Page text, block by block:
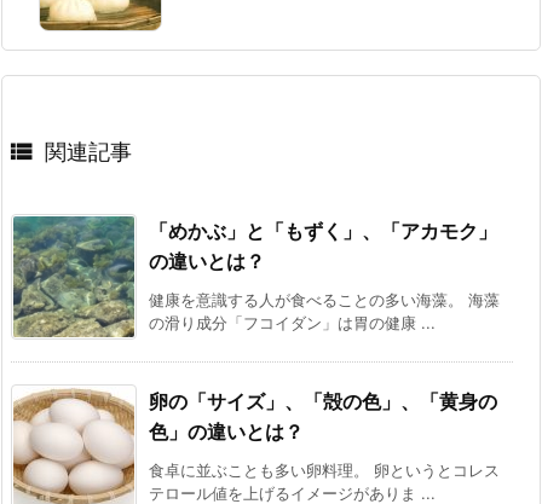
 関連記事
「めかぶ」と「もずく」、「アカモク」
の違いとは？
健康を意識する人が食べることの多い海藻。 海藻
の滑り成分「フコイダン」は胃の健康 ...
卵の「サイズ」、「殻の色」、「黄身の
色」の違いとは？
食卓に並ぶことも多い卵料理。 卵というとコレス
テロール値を上げるイメージがありま ...